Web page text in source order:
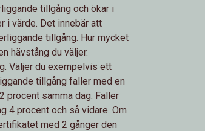
tillgång och ökar i
i värde. Det innebär att
tillgång. Hur mycket
hävstång du väljer.
Väljer du exempelvis ett
tillgång faller med en
procent samma dag. Faller
4 procent och så vidare. Om
med 2 gånger den